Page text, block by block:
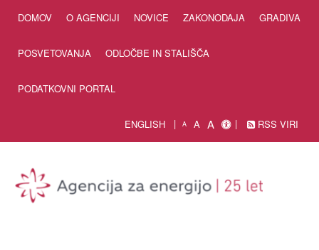
DOMOV O AGENCIJI NOVICE ZAKONODAJA GRADIVA
POSVETOVANJA ODLOČBE IN STALIŠČA
PODATKOVNI PORTAL
ENGLISH A A A RSS VIRI